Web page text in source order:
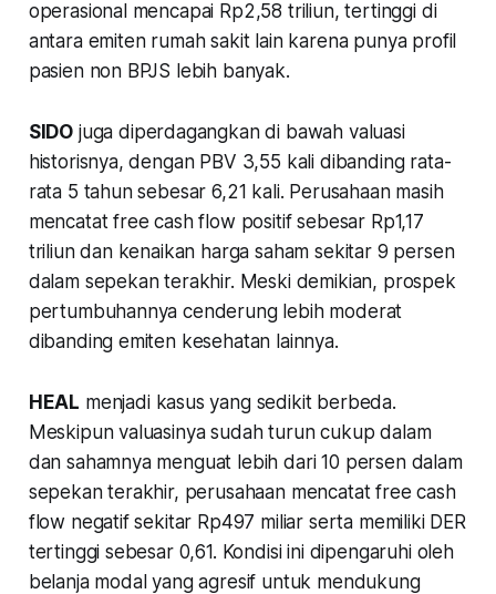
operasional mencapai Rp2,58 triliun, tertinggi di
antara emiten rumah sakit lain karena punya profil
pasien non BPJS lebih banyak.
SIDO juga diperdagangkan di bawah valuasi
historisnya, dengan PBV 3,55 kali dibanding rata-
rata 5 tahun sebesar 6,21 kali. Perusahaan masih
mencatat free cash flow positif sebesar Rp1,17
triliun dan kenaikan harga saham sekitar 9 persen
dalam sepekan terakhir. Meski demikian, prospek
pertumbuhannya cenderung lebih moderat
dibanding emiten kesehatan lainnya.
HEAL menjadi kasus yang sedikit berbeda.
Meskipun valuasinya sudah turun cukup dalam
dan sahamnya menguat lebih dari 10 persen dalam
sepekan terakhir, perusahaan mencatat free cash
flow negatif sekitar Rp497 miliar serta memiliki DER
tertinggi sebesar 0,61. Kondisi ini dipengaruhi oleh
belanja modal yang agresif untuk mendukung